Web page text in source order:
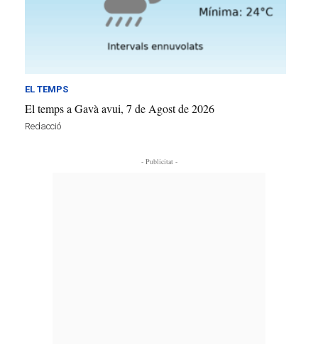
EL TEMPS
El temps a Gavà avui, 7 de Agost de 2026
Redacció
- Publicitat -